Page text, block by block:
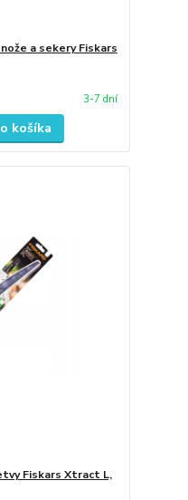
a sekery Fiskars
3-7 dní
košíka
Fiskars Xtract L,